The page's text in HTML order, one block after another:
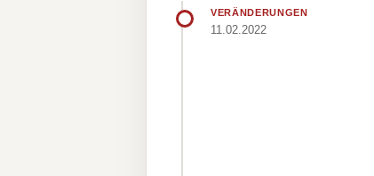
VERÄNDERUNGEN
11.02.2022